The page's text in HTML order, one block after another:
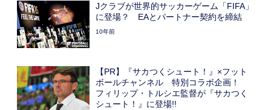
Jクラブが世界的サッカーゲーム「FIFA」
に登場？ EAとパートナー契約を締結
10年前
【PR】『サカつくシュート！』×フット
ボールチャンネル 特別コラボ企画！
フィリップ・トルシエ監督が『サカつく
シュート！』に登場!!